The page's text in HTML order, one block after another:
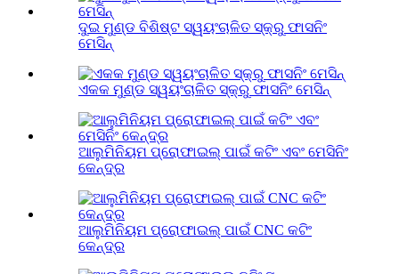
ଦୁଇ ମୁଣ୍ଡ ବିଶିଷ୍ଟ ସ୍ୱୟଂଚାଳିତ ସ୍କ୍ରୁ ଫାସନିଂ
ମେସିନ୍
ଏକକ ମୁଣ୍ଡ ସ୍ୱୟଂଚାଳିତ ସ୍କ୍ରୁ ଫାସନିଂ ମେସିନ୍
ଆଲୁମିନିୟମ ପ୍ରୋଫାଇଲ୍ ପାଇଁ କଟିଂ ଏବଂ ମେସିନିଂ
କେନ୍ଦ୍ର
ଆଲୁମିନିୟମ ପ୍ରୋଫାଇଲ୍ ପାଇଁ CNC କଟିଂ
କେନ୍ଦ୍ର